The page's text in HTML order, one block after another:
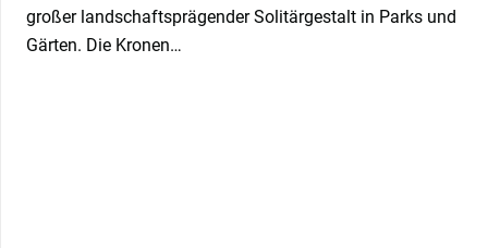
großer landschaftsprägender Solitärgestalt in Parks und
Gärten. Die Kronen…